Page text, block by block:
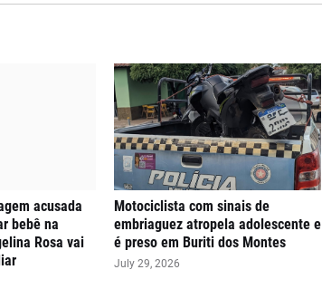
acusada
bebê na
Rosa vai
Motociclista com sinais de
embriaguez atropela adolescente e
é preso em Buriti dos Montes
July 29, 2026